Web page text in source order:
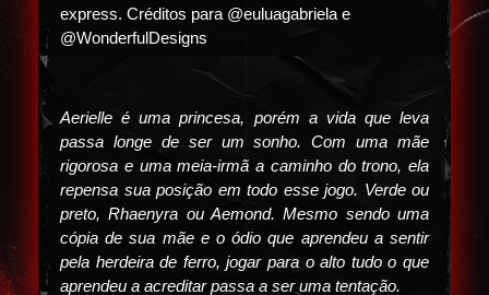
express. Créditos para @euluagabriela e
@WonderfulDesigns
Aerielle é uma princesa, porém a vida que leva
passa longe de ser um sonho. Com uma mãe
rigorosa e uma meia-irmã a caminho do trono, ela
repensa sua posição em todo esse jogo. Verde ou
preto, Rhaenyra ou Aemond. Mesmo sendo uma
cópia de sua mãe e o ódio que aprendeu a sentir
pela herdeira de ferro, jogar para o alto tudo o que
aprendeu a acreditar passa a ser uma tentação.